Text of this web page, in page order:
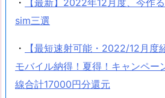
sim三選
・
【最短速射可能・2022/12月度
モバイル納得！夏得！キャンペー
線合計17000円分還元